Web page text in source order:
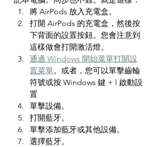
將 AirPods 放入充電盒。
打開 AirPods 的充電盒，然後按
下背面的設置按鈕。您會注意到
這樣做會打開激活燈。
通過 Windows 開始菜單打開設
置菜單。或者，您可以單擊齒輪
符號或按 Windows 鍵 + l 啟動設
置
單擊設備。
打開藍牙。
單擊添加藍牙或其他設備。
選擇藍牙。